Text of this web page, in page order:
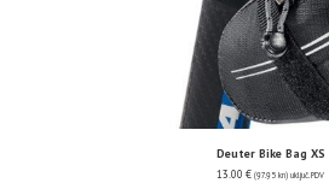
Deuter Bike Bag XS
13.00 € (97.95 kn) uključ. PDV